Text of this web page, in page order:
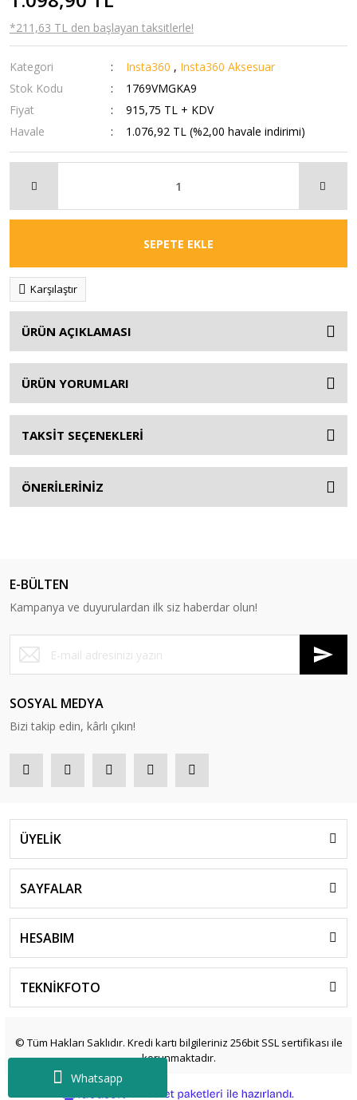
Whatsapp
*211,63 TL den başlayan taksitlerle!
Kategori Insta360 , Insta360 Aksesuar
Stok Kodu
1769VMGKA9
Fiyat
915,75 TL + KDV
Havale
1.076,92 TL (%2,00 havale indirimi)
SEPETE EKLE
Karşılaştır
ÜRÜN AÇIKLAMASI
ÜRÜN YORUMLARI
TAKSİT SEÇENEKLERİ
ÖNERİLERİNİZ
E-BÜLTEN
Kampanya ve duyurulardan ilk siz haberdar olun!
SOSYAL MEDYA
Bizi takip edin, kârlı çıkın!
ÜYELİK
SAYFALAR
HESABIM
TEKNİKFOTO
© Tüm Hakları Saklıdır. Kredi kartı bilgileriniz 256bit SSL sertifikası ile
korunmaktadır.
e-